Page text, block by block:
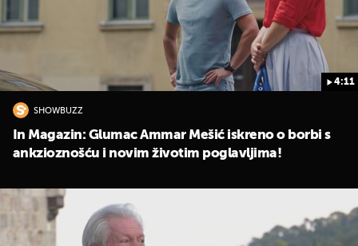
4:11
SHOWBUZZ
In Magazin: Glumac Ammar Mešić iskreno o borbi s
ankzioznošću i novim životim poglavljima!